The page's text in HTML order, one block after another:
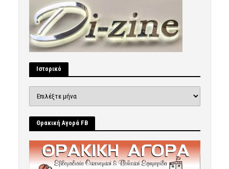
Ιστορικό
Θρακική Αγορά FB